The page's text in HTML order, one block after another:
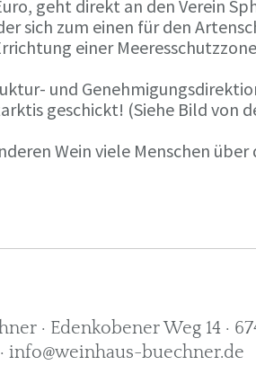
geht direkt an den Verein
sich zum einen für den
einer
und
geschickt! (Siehe Bild von
Wein viele Menschen
· Edenkobener Weg 14 ·
· info@weinhaus-buechner.de